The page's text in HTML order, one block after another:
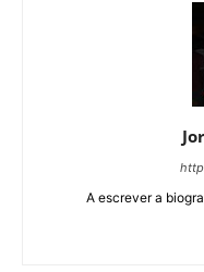
A escrever a